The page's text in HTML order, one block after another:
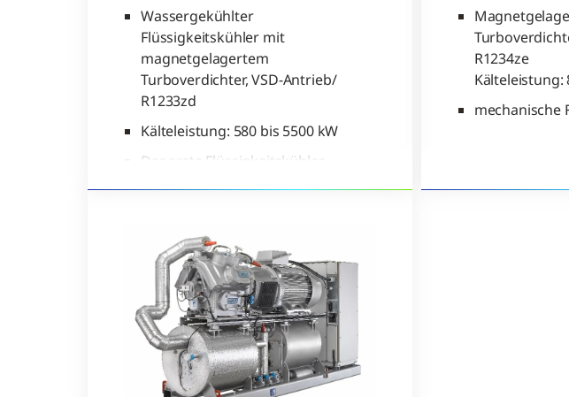
Wassergekühlter
Flüssigkeitskühler mit
magnetgelagertem
Turboverdichter, VSD-Antrieb/
R1233zd
Kälteleistung: 580 bis 5500 kW
Der erste Flüssigkeitskühler,
Generation mit dem niedrigsten
GWP-Wert (Global Warming
Potential) abgestimmt ist.
R1234ze
Kälteleistung:
mechanische